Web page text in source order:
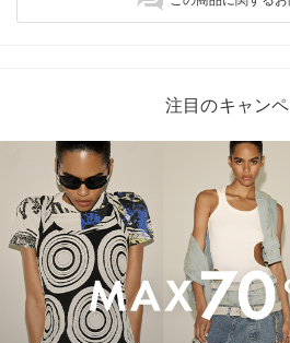
注目のキャン